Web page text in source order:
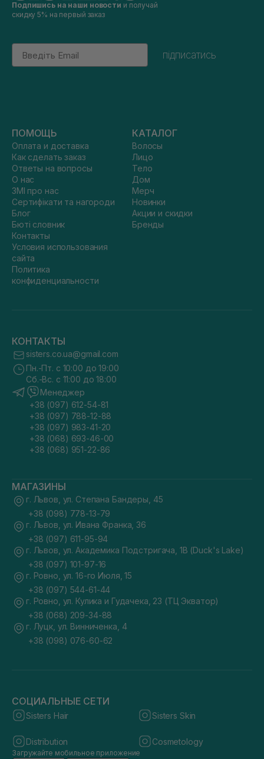
Подпишись на наши новости и получай
скидку 5% на первый заказ
Email
підписатись
ПОМОЩЬ
Оплата и доставка
Как сделать заказ
Ответы на вопросы
О нас
ЗМІ про нас
Сертифікати та нагороди
Блог
Бюті словник
Контакты
Условия использования
сайта
Политика
конфиденциальности
КАТАЛОГ
Волосы
Лицо
Тело
Дом
Мерч
Новинки
Акции и скидки
Бренды
КОНТАКТЫ
sisters.co.ua@gmail.com
Пн.-Пт. с 10:00 до 19:00
Сб.-Вс. с 11:00 до 18:00
Менеджер
+38 (097) 612-54-81
+38 (097) 788-12-88
+38 (097) 983-41-20
+38 (068) 693-46-00
+38 (068) 951-22-86
МАГАЗИНЫ
г. Львов, ул. Степана Бандеры, 45
+38 (098) 778-13-79
г. Львов, ул. Ивана Франка, 36
+38 (097) 611-95-94
г. Львов, ул. Академика Подстригача, 1В (Duck's Lake)
+38 (097) 101-97-16
г. Ровно, ул. 16-го Июля, 15
+38 (097) 544-61-44
г. Ровно, ул. Кулика и Гудачека, 23 (ТЦ Экватор)
+38 (068) 209-34-88
г. Луцк, ул. Винниченка, 4
+38 (098) 076-60-62
СОЦИАЛЬНЫЕ СЕТИ
Sisters Hair Sisters Skin
Distribution Cosmetology
Загружайте мобильное приложение